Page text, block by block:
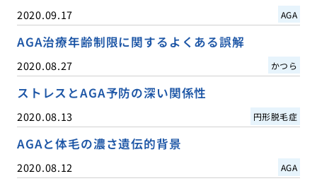
2020.09.17 AGA
AGA治療年齢制限に関するよくある誤解
2020.08.27 かつら
ストレスとAGA予防の深い関係性
2020.08.13 円形脱毛症
AGAと体毛の濃さ遺伝的背景
2020.08.12 AGA